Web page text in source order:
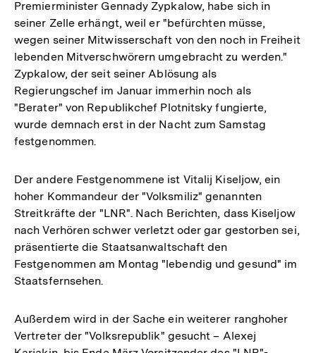
Premierminister Gennady Zypkalow, habe sich in
seiner Zelle erhängt, weil er "befürchten müsse,
wegen seiner Mitwisserschaft von den noch in Freiheit
lebenden Mitverschwörern umgebracht zu werden."
Zypkalow, der seit seiner Ablösung als
Regierungschef im Januar immerhin noch als
"Berater" von Republikchef Plotnitsky fungierte,
wurde demnach erst in der Nacht zum Samstag
festgenommen.
Der andere Festgenommene ist Vitalij Kiseljow, ein
hoher Kommandeur der "Volksmiliz" genannten
Streitkräfte der "LNR". Nach Berichten, dass Kiseljow
nach Verhören schwer verletzt oder gar gestorben sei,
präsentierte die Staatsanwaltschaft den
Festgenommen am Montag "lebendig und gesund" im
Staatsfernsehen.
Außerdem wird in der Sache ein weiterer ranghoher
Vertreter der "Volksrepublik" gesucht – Alexej